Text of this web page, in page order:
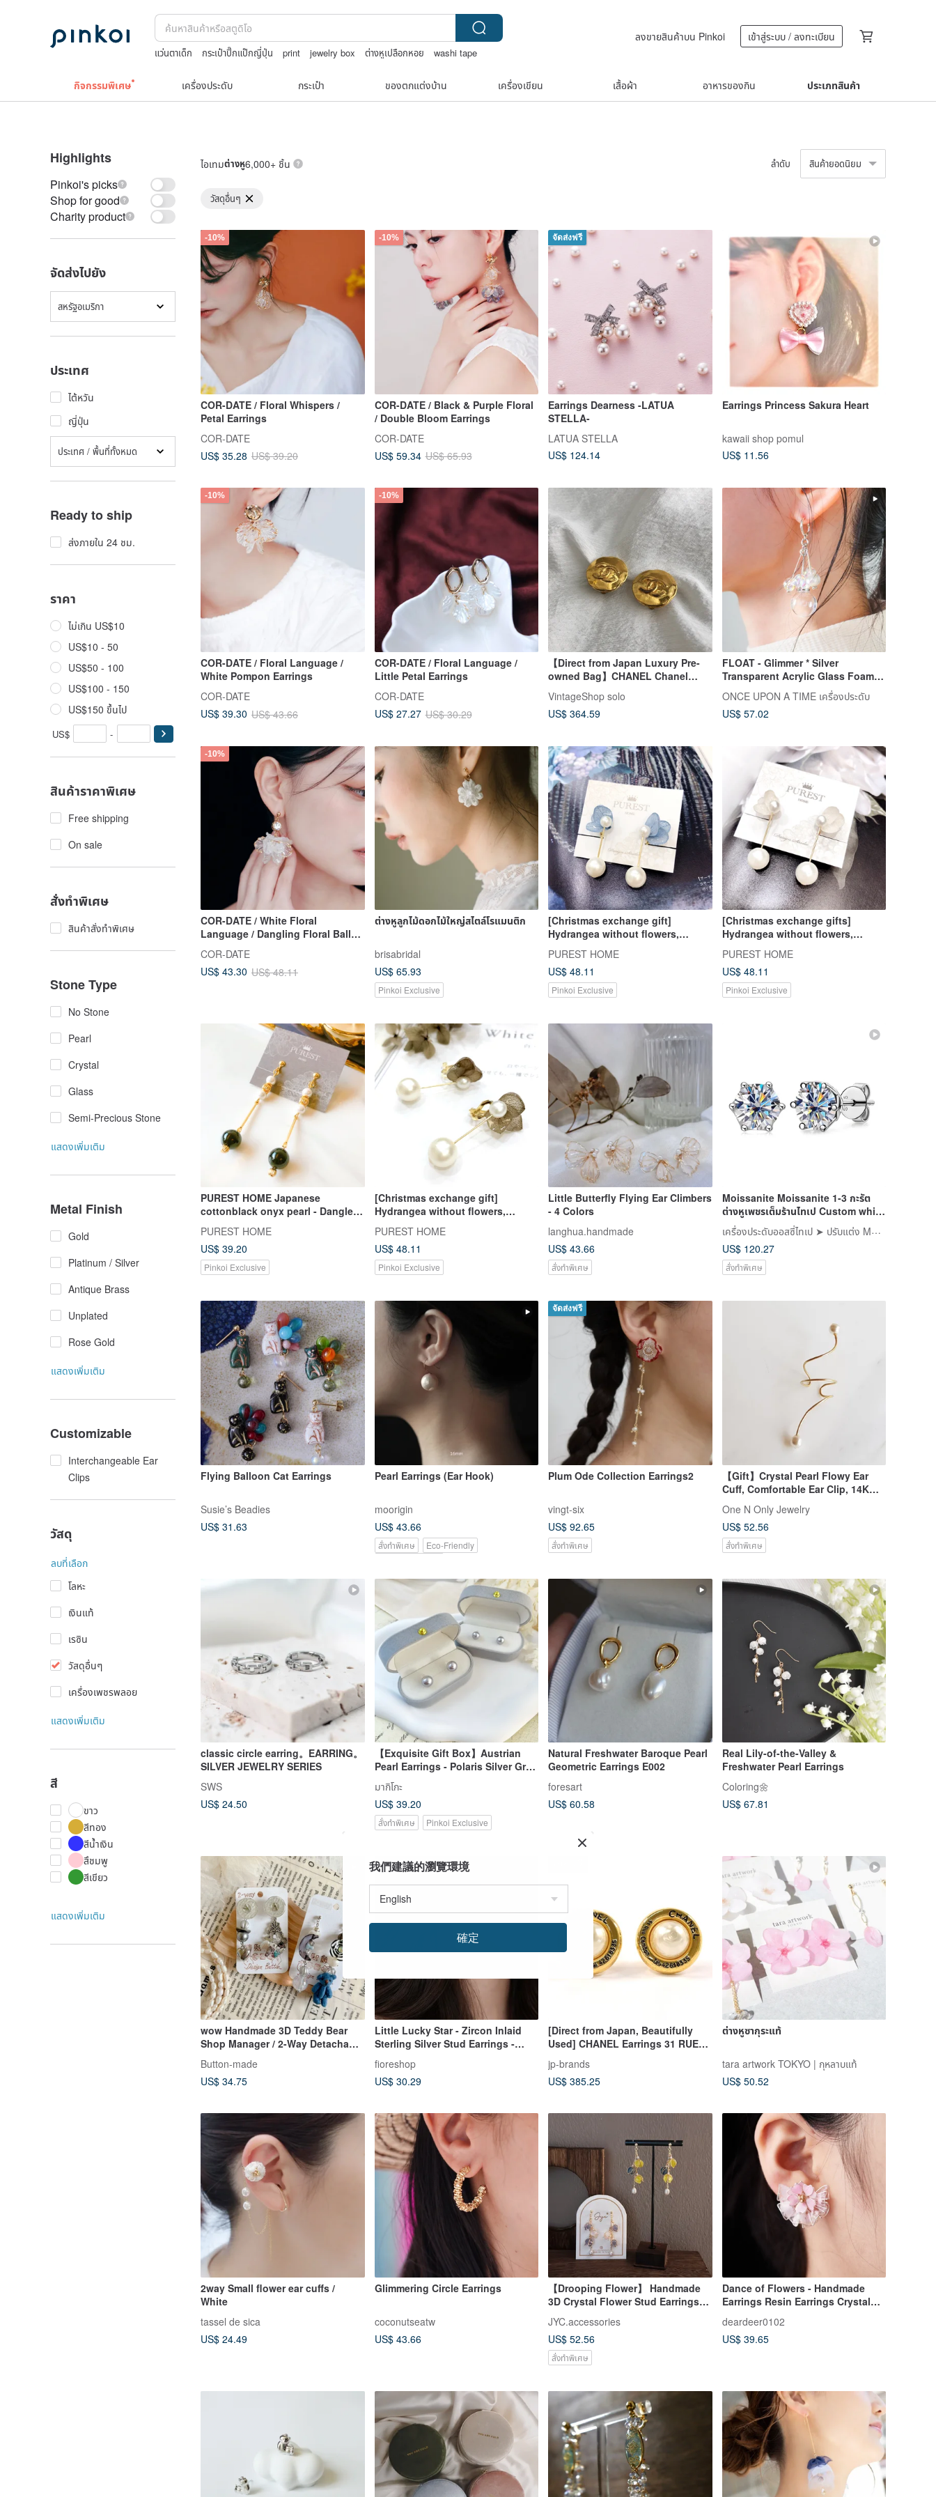
แว่นตาเด็ก กระเป๋าปิ๊กแป๊กญี่ปุ่น print jewelry box ต่างหูเปลือกหอย
washi tape
ลงขายสินค้าบน Pinkoi เข้าสู่ระบบ / ลงทะเบียน
กิจกรรมพิเศษ เครื่องประดับ กระเป๋า ของตกแต่งบ้าน เครื่องเขียน เสื้อผ้า อาหารของกิน ประเภทสินค้า
Highlights
Pinkoi's picks
Shop for good
Charity product
จัดส่งไปยัง
สหรัฐอเมริกา
ประเทศ
ไต้หวัน
ญี่ปุ่น
ประเทศ / พื้นที่ทั้งหมด
Ready to ship
ส่งภายใน 24 ชม.
ราคา
ไม่เกิน US$10
US$10 - 50
US$50 - 100
US$100 - 150
US$150 ขึ้นไป
US$ -
สินค้าราคาพิเศษ
Free shipping
On sale
สั่งทำพิเศษ
สินค้าสั่งทำพิเศษ
Stone Type
No Stone
Pearl
Crystal
Glass
Semi-Precious Stone
แสดงเพิ่มเติม
Metal Finish
Gold
Platinum / Silver
Antique Brass
Unplated
Rose Gold
แสดงเพิ่มเติม
Customizable
Interchangeable Ear
Clips
วัสดุ
ลบที่เลือก
โลหะ
เงินแท้
เรซิน
วัสดุอื่นๆ
เครื่องเพชรพลอย
แสดงเพิ่มเติม
สี
ขาว
สีทอง
สีน้ำเงิน
สึชมพู
สีเขียว
แสดงเพิ่มเติม
ไอเทมต่างหู6,000+ ชิ้น ลำดับ สินค้ายอดนิยม
วัสดุอื่นๆ
-10%
COR-DATE / Floral Whispers /
Petal Earrings
COR-DATE
US$ 35.28 US$ 39.20
-10%
COR-DATE / Black & Purple Floral
/ Double Bloom Earrings
COR-DATE
US$ 59.34 US$ 65.93
จัดส่งฟรี
Earrings Dearness -LATUA
STELLA-
LATUA STELLA
US$ 124.14
Earrings Princess Sakura Heart
kawaii shop pomul
US$ 11.56
-10%
COR-DATE / Floral Language /
White Pompon Earrings
COR-DATE
US$ 39.30 US$ 43.66
-10%
COR-DATE / Floral Language /
Little Petal Earrings
COR-DATE
US$ 27.27 US$ 30.29
【Direct from Japan Luxury Pre-
owned Bag】CHANEL Chanel
old jdncgd
VintageShop solo
US$ 364.59
FLOAT - Glimmer * Silver
Transparent Acrylic Glass Foam
ONCE UPON A TIME เครื่องประดับ
US$ 57.02
-10%
COR-DATE / White Floral
Language / Dangling Floral Ball
Earrings
COR-DATE
US$ 43.30 US$ 48.11
ต่างหูลูกไม้ดอกไม้ใหญ่สไตล์โรแมนติก
brisabridal
US$ 65.93
Pinkoi Exclusive
[Christmas exchange gift]
Hydrangea without flowers,
Japanese cotton pearl earrings \
blue model / with gift box
PUREST HOME
US$ 48.11
Pinkoi Exclusive
[Christmas exchange gifts]
Hydrangea without flowers,
Japanese cotton pearl earrings \
white model / with gift box
PUREST HOME
US$ 48.11
Pinkoi Exclusive
PUREST HOME Japanese
cottonblack onyx pearl - Dangle
Bronze earrings
PUREST HOME
US$ 39.20
Pinkoi Exclusive
[Christmas exchange gift]
Hydrangea without flowers,
Japanese cotton pearl earrings /
brown model / with gift box
PUREST HOME
US$ 48.11
Pinkoi Exclusive
Little Butterfly Flying Ear Climbers
- 4 Colors
langhua.handmade
US$ 43.66
สั่งทำพิเศษ
Moissanite Moissanite 1-3 กะรัต
ต่างหูเพชรเต็มร้านไทเป Custom white
gold
เครื่องประดับออสซี่ไทเป ➤ ปรับแต่ง Moissanite, Moissanite
US$ 120.27
สั่งทำพิเศษ
Flying Balloon Cat Earrings
Susie’s Beadies
US$ 31.63
Pearl Earrings (Ear Hook)
moorigin
US$ 43.66
สั่งทำพิเศษ
Eco-Friendly
จัดส่งฟรี
Plum Ode Collection Earrings2
vingt-six
US$ 92.65
สั่งทำพิเศษ
【Gift】Crystal Pearl Flowy Ear
Cuff, Comfortable Ear Clip, 14K
One N Only Jewelry
US$ 52.56
สั่งทำพิเศษ
classic circle earring。EARRING。
SILVER JEWELRY SERIES
SWS
US$ 24.50
【Exquisite Gift Box】Austrian
Pearl Earrings - Polaris Silver Gray
Purple
มากิโกะ
US$ 39.20
สั่งทำพิเศษ Pinkoi Exclusive
Natural Freshwater Baroque Pearl
Geometric Earrings E002
foresart
US$ 60.58
Real Lily-of-the-Valley &
Freshwater Pearl Earrings
Coloring🌼
US$ 67.81
wow Handmade 3D Teddy Bear
Shop Manager / 2-Way Detachable
Earrings / Ear Studs
Button-made
US$ 34.75
Little Lucky Star - Zircon Inlaid
Sterling Silver Stud Earrings -
Graduation Gift
fioreshop
US$ 30.29
[Direct from Japan, Beautifully
Used] CHANEL Earrings 31 RUE
CAMBON GP/Faux Pearl Gold
Made in 1990
jp-brands
US$ 385.25
ต่างหูซากุระแท้
tara artwork TOKYO | กุหลาบแท้
US$ 50.52
2way Small flower ear cuffs /
White
tassel de sica
US$ 24.49
Glimmering Circle Earrings
coconutseatw
US$ 43.66
【Drooping Flower】 Handmade
3D Crystal Flower Stud Earrings
JYC.accessories
US$ 52.56
สั่งทำพิเศษ
Dance of Flowers - Handmade
Earrings Resin Earrings Crystal
deardeer0102
US$ 39.65
我們建議的瀏覽環境
確定